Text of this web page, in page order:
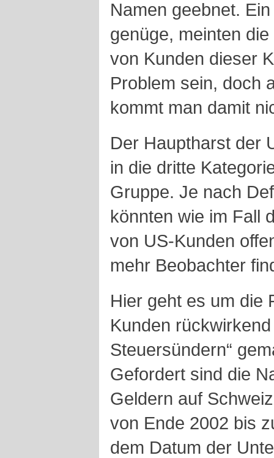
Namen geebnet.
genüge, meinten
von Kunden dieser
Problem sein, doch
kommt man damit
Der Hauptharst der
in die dritte
Gruppe. Je nach
könnten wie im Fall
von US-Kunden
mehr Beobachter
Hier geht es um die
Kunden
Steuersündern“
Gefordert sind die
Geldern auf
von Ende 2002 bis
dem Datum der